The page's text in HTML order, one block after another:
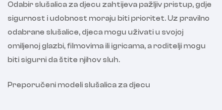
Odabir slušalica za djecu zahtijeva pažljiv pristup, gdje
sigurnost i udobnost moraju biti prioritet. Uz pravilno
odabrane slušalice, djeca mogu uživati u svojoj
omiljenoj glazbi, filmovima ili igricama, a roditelji mogu
biti sigurni da štite njihov sluh.
Preporučeni modeli slušalica za djecu